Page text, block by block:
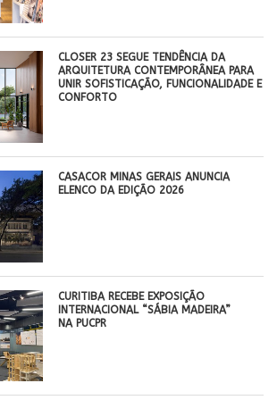
CLOSER 23 SEGUE TENDÊNCIA DA
ARQUITETURA CONTEMPORÂNEA PARA
UNIR SOFISTICAÇÃO, FUNCIONALIDADE E
CONFORTO
CASACOR MINAS GERAIS ANUNCIA
ELENCO DA EDIÇÃO 2026
CURITIBA RECEBE EXPOSIÇÃO
INTERNACIONAL “SÁBIA MADEIRA”
NA PUCPR